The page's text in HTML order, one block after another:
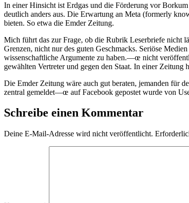
In einer Hinsicht ist Erdgas und die Förderung vor
deutlich anders aus. Die Erwartung an Meta (formerly
bieten. So etwa die Emder Zeitung.
Mich führt das zur Frage, ob die Rubrik Leserbriefe nicht
Grenzen, nicht nur des guten Geschmacks. Seriöse
wissenschaftliche Argumente zu haben.—œ nicht
gewählten Vertreter und gegen den Staat. In einer Zeitung
Die Emder Zeitung wäre auch gut beraten, jemanden für
zentral gemeldet—œ auf Facebook gepostet wurde von
Schreibe einen Kommentar
Deine E-Mail-Adresse wird nicht veröffentlicht.